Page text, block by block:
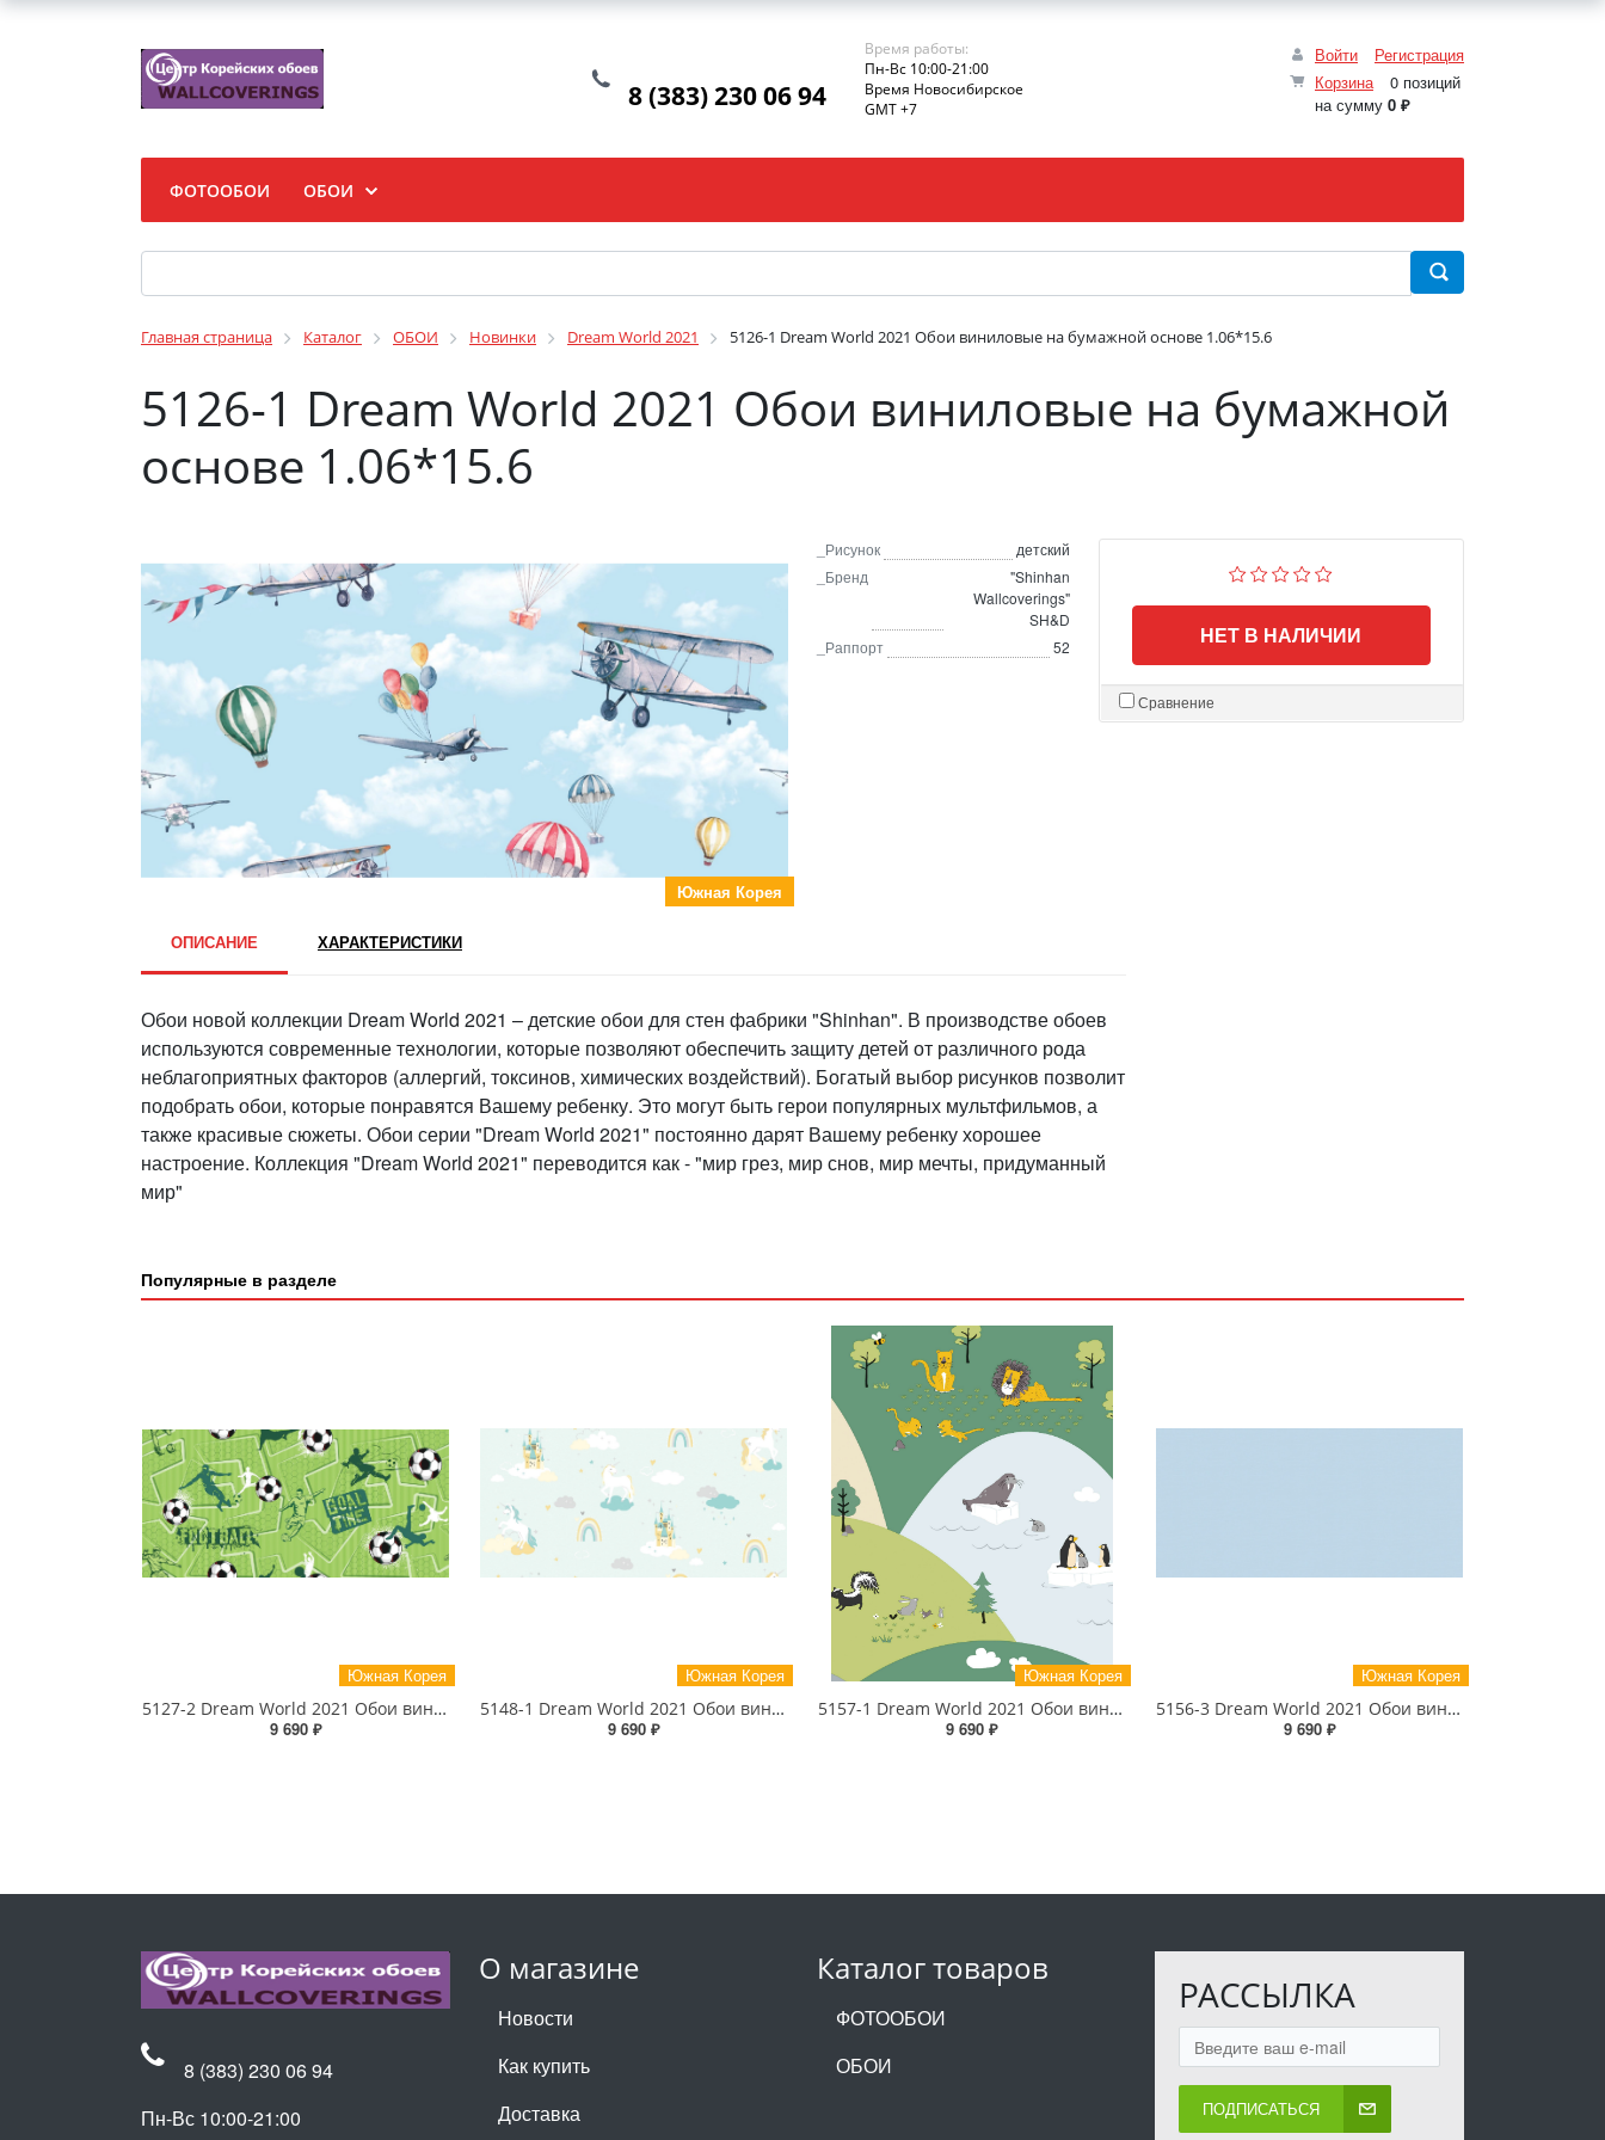
Войти
Регистрация
Корзина
0 позиций
на сумму 0 ₽
8 (383) 230 06 94
Время работы:
Пн-Вс 10:00-21:00
Время Новосибирское
GMT +7
ФОТООБОИ ОБОИ
Главная страница Каталог ОБОИ Новинки Dream World 2021 5126-1 Dream World 2021 Обои виниловые на бумажной основе 1.06*15.6
5126-1 Dream World 2021 Обои виниловые на бумажной
основе 1.06*15.6
Южная Корея
_Рисунок
детский
_Бренд
"Shinhan
Wallcoverings"
SH&D
_Раппорт
52 НЕТ В НАЛИЧИИ
Сравнение
ОПИСАНИЕ ХАРАКТЕРИСТИКИ
Обои новой коллекции Dream World 2021 – детские обои для стен фабрики "Shinhan". В производстве обоев
используются современные технологии, которые позволяют обеспечить защиту детей от различного рода
неблагоприятных факторов (аллергий, токсинов, химических воздействий). Богатый выбор рисунков позволит
подобрать обои, которые понравятся Вашему ребенку. Это могут быть герои популярных мультфильмов, а
также красивые сюжеты. Обои серии "Dream World 2021" постоянно дарят Вашему ребенку хорошее
настроение. Коллекция "Dream World 2021" переводится как - "мир грез, мир снов, мир мечты, придуманный
мир"
Популярные в разделе
Южная Корея
5127-2 Dream World 2021 Обои виниловые на бумажной основе 1.06*15.6
9 690 ₽
Южная Корея
5148-1 Dream World 2021 Обои виниловые на бумажной основе 1.06*15.6
9 690 ₽
Южная Корея
5157-1 Dream World 2021 Обои виниловые на бумажной основе 1.06*15.6
9 690 ₽
Южная Корея
5156-3 Dream World 2021 Обои виниловые на бумажной основе 1.06*15.6
9 690 ₽
О магазине
Новости
Как купить
Доставка
Каталог товаров
ФОТООБОИ
ОБОИ
РАССЫЛКА
ПОДПИСАТЬСЯ
8 (383) 230 06 94
Пн-Вс 10:00-21:00